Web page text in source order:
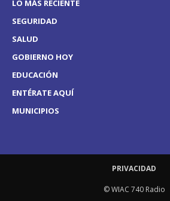
LO MÁS RECIENTE
SEGURIDAD
SALUD
GOBIERNO HOY
EDUCACIÓN
ENTÉRATE AQUÍ
MUNICIPIOS
PRIVACIDAD
© WIAC 740 Radio